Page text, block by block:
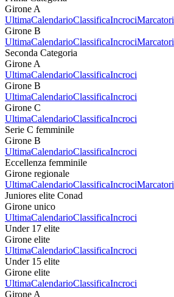
Girone A
UltimaCalendarioClassificaIncrociMarcatori
Girone B
UltimaCalendarioClassificaIncrociMarcatori
Seconda Categoria
Girone A
UltimaCalendarioClassificaIncroci
Girone B
UltimaCalendarioClassificaIncroci
Girone C
UltimaCalendarioClassificaIncroci
Serie C femminile
Girone B
UltimaCalendarioClassificaIncroci
Eccellenza femminile
Girone regionale
UltimaCalendarioClassificaIncrociMarcatori
Juniores elite Conad
Girone unico
UltimaCalendarioClassificaIncroci
Under 17 elite
Girone elite
UltimaCalendarioClassificaIncroci
Under 15 elite
Girone elite
UltimaCalendarioClassificaIncroci
Girone A